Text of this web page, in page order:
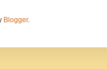
Blogger.